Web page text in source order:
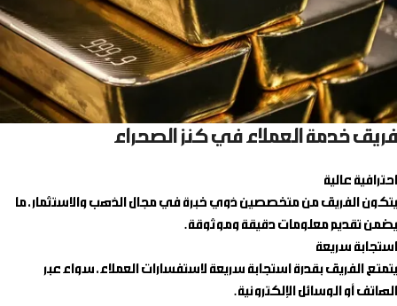
فريق خدمة العملاء في كنز الصحراء
احترافية عالية
يتكون الفريق من متخصصين ذوي خبرة في مجال الذهب والاستثمار، ما
يضمن تقديم معلومات دقيقة وموثوقة.
استجابة سريعة
يتمتع الفريق بقدرة استجابة سريعة لاستفسارات العملاء، سواء عبر
الهاتف أو الوسائل الإلكترونية.